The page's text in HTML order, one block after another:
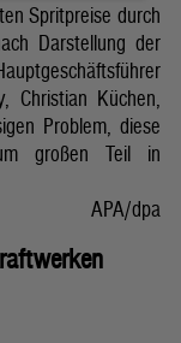
Spritpreise durch
Darstellung der
Christian Küchen,
Problem, diese
großen Teil in
APA/dpa